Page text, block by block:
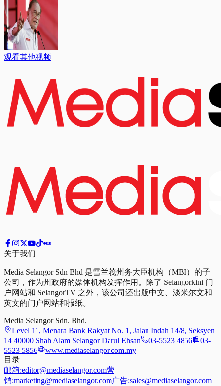
观看其他视频
关于我们
Media Selangor Sdn Bhd 是雪兰莪州务大臣机构（MBI）的子
公司，作为州政府的媒体机构发挥作用。除了 Selangorkini 门
户网站和 SelangorTV 之外，该公司还出版中文、淡米尔文和
英文的门户网站和报纸。
Media Selangor Sdn. Bhd.
Level 11, Menara Bank Rakyat No. 1, Jalan Indah 14/8, Seksyen
14 40000 Shah Alam Selangor Darul Ehsan
03-5523 4856
03-
5523 5856
www.mediaselangor.com.my
目录
邮箱:editor@mediaselangor.com营
销:marketing@mediaselangor.com广告:sales@mediaselangor.com